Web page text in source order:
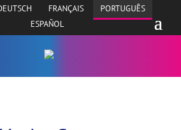
FRANÇAIS
PORTUGUÊS
ESPAÑOL